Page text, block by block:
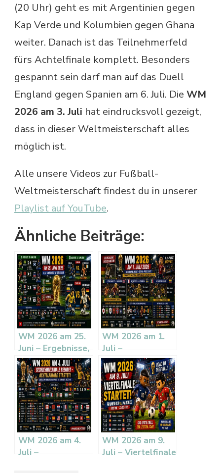
(20 Uhr) geht es mit Argentinien gegen
Kap Verde und Kolumbien gegen Ghana
weiter. Danach ist das Teilnehmerfeld
fürs Achtelfinale komplett. Besonders
gespannt sein darf man auf das Duell
England gegen Spanien am 6. Juli. Die WM
2026 am 3. Juli hat eindrucksvoll gezeigt,
dass in dieser Weltmeisterschaft alles
möglich ist.
Alle unsere Videos zur Fußball-
Weltmeisterschaft findest du in unserer
Playlist auf YouTube.
Ähnliche Beiträge:
WM 2026 am 25.
Juni – Ergebnisse,
Tabellen und
Ausblick 26. Juni
WM 2026 am 1.
Juli –
Sechzehntelfinale:
Frankreich
souverän,
Norwegen mit
Haaland weiter
WM 2026 am 4.
Juli –
WM 2026 am 9.
Juli – Viertelfinale